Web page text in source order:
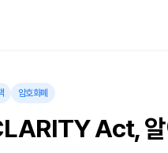
암호화폐
Act, 알